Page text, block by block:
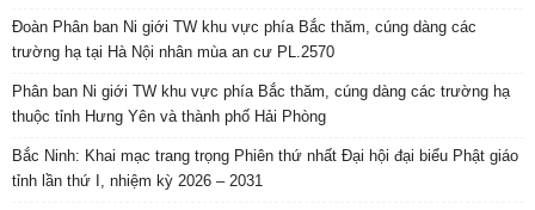
Đoàn Phân ban Ni giới TW khu vực phía Bắc thăm, cúng dàng các
trường hạ tại Hà Nội nhân mùa an cư PL.2570
Phân ban Ni giới TW khu vực phía Bắc thăm, cúng dàng các trường hạ
thuộc tỉnh Hưng Yên và thành phố Hải Phòng
Bắc Ninh: Khai mạc trang trọng Phiên thứ nhất Đại hội đại biểu Phật giáo
tỉnh lần thứ I, nhiệm kỳ 2026 – 2031